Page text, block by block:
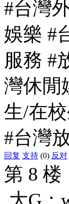
#台灣
娛樂 #
服務 #
灣休閒
生/在
#台灣
回复 支持 (0) 反对
第 8 楼